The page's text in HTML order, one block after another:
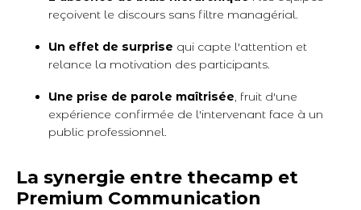
reçoivent le discours sans filtre managérial.
Un effet de surprise qui capte l'attention et
relance la motivation des participants.
Une prise de parole maîtrisée, fruit d'une
expérience confirmée de l'intervenant face à un
public professionnel.
La synergie entre thecamp et
Premium Communication